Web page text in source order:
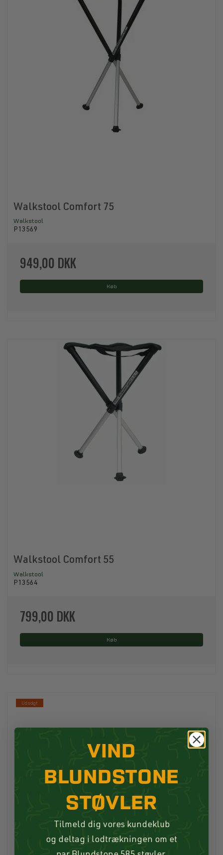
Walkstool Comfort 75
Walkstool
P13569
949,00 DKK
Køb
Walkstool Comfort 55
Walkstool
P13564
799,00 DKK
Køb
Udsolgt
VIND
BLUNDSTONE
STØVLER
Tilmeld dig vores kundeklub
og deltag i lodtrækningen om et